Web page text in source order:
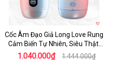
Cốc Âm Đạo Giả Long Love Rung
Cảm Biến Tự Nhiên, Siêu Thật,
Sướng
1.040.000₫ 1.444.000₫